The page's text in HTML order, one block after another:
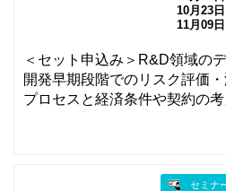
10月23日
11月09日
＜セット申込み＞R&D領域の
開発早期段階でのリスク評価
プロセスと経済条件や契約の
セミナ